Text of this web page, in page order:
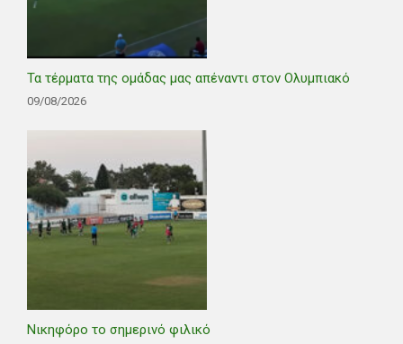
Τα τέρματα της ομάδας μας απέναντι στον Ολυμπιακό
09/08/2026
Νικηφόρο το σημερινό φιλικό